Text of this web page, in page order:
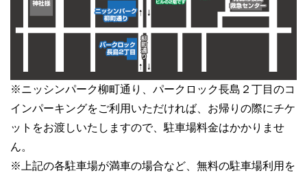
※ニッシンパーク柳町通り、パークロック長島２丁目のコ
インパーキングをご利用いただければ、お帰りの際にチケ
ットをお渡しいたしますので、駐車場料金はかかりませ
ん。
※上記の各駐車場が満車の場合など、無料の駐車場利用を